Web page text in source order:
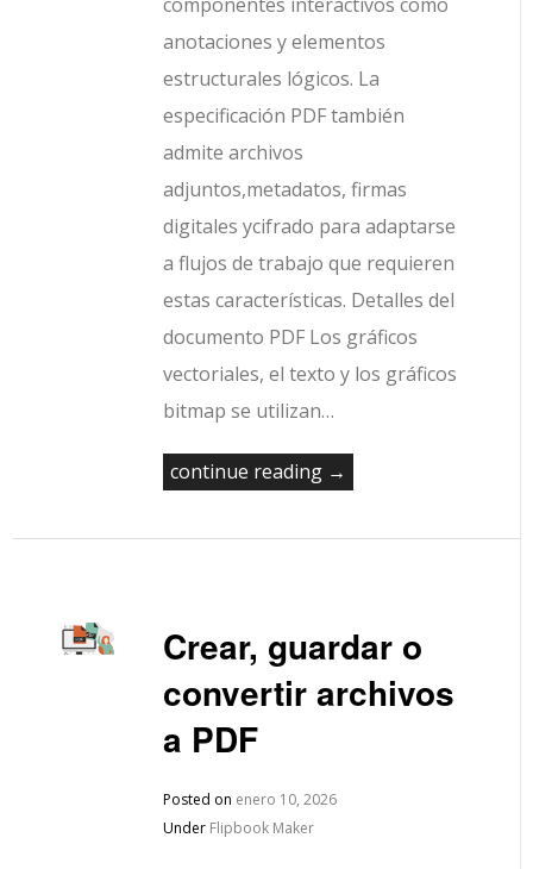
anotaciones y elementos
estructurales lógicos. La
especificación PDF también
admite archivos
adjuntos,metadatos, firmas
digitales ycifrado para adaptarse
a flujos de trabajo que requieren
estas características. Detalles del
documento PDF Los gráficos
vectoriales, el texto y los gráficos
bitmap se utilizan…
continue reading →
Crear, guardar o
convertir archivos
a PDF
Posted on enero 10, 2026
Under Flipbook Maker